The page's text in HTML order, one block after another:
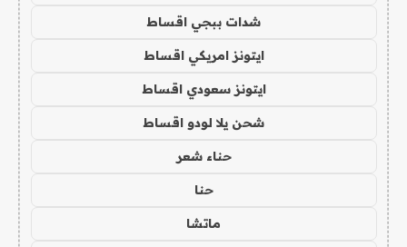
شدات ببجي اقساط
ايتونز امريكي اقساط
ايتونز سعودي اقساط
شحن يلا لودو اقساط
حناء شعر
حنا
ماتشا